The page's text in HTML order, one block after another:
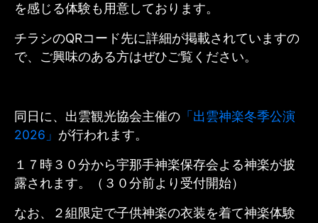
を感じる体験も用意しております。
チラシのQRコード先に詳細が掲載されていますの
で、ご興味のある方はぜひご覧ください。
同日に、出雲観光協会主催の 「出雲神楽冬季公演
2026」 が行われます。
１７時３０分から宇那手神楽保存会よる神楽が披
露されます。（３０分前より受付開始）
なお、２組限定で子供神楽の衣装を着て神楽体験